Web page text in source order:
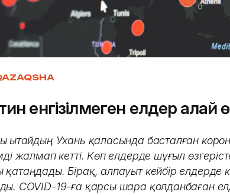
енгізілмеген елдер қалай
Қытайдың Ухань қаласында басталған
жалмап кетті. Көп елдерде шұғыл
Бірақ, алпауыт кейбір елдерде
COVID-19-ға қарсы шара қолданбаған